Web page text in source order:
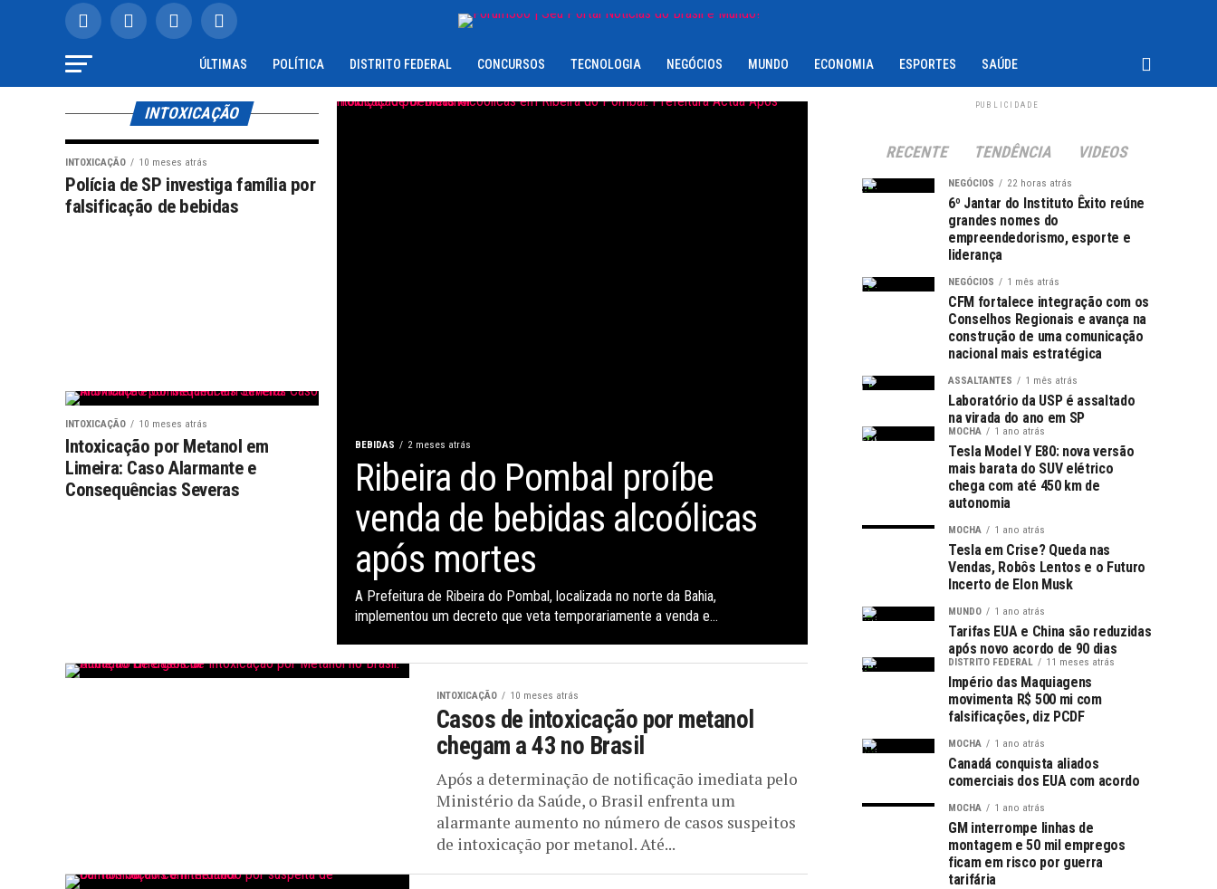
ÚLTIMAS POLÍTICA DISTRITO FEDERAL CONCURSOS TECNOLOGIA NEGÓCIOS MUNDO ECONOMIA ESPORTES SAÚDE
BEBIDAS 2 meses atrás
Ribeira do Pombal proíbe
venda de bebidas alcoólicas
após mortes
A Prefeitura de Ribeira do Pombal, localizada no norte da Bahia,
implementou um decreto que veta temporariamente a venda e...
INTOXICAÇÃO
INTOXICAÇÃO 10 meses atrás
Polícia de SP investiga família por
falsificação de bebidas
INTOXICAÇÃO 10 meses atrás
Intoxicação por Metanol em
Limeira: Caso Alarmante e
Consequências Severas
INTOXICAÇÃO 10 meses atrás
Casos de intoxicação por metanol
chegam a 43 no Brasil
Após a determinação de notificação imediata pelo
Ministério da Saúde, o Brasil enfrenta um
alarmante aumento no número de casos suspeitos
de intoxicação por metanol. Até...
PUBLICIDADE
RECENTE TENDÊNCIA VIDEOS
NEGÓCIOS 22 horas atrás
6º Jantar do Instituto Êxito reúne
grandes nomes do
empreendedorismo, esporte e
liderança
NEGÓCIOS 1 mês atrás
CFM fortalece integração com os
Conselhos Regionais e avança na
construção de uma comunicação
nacional mais estratégica
ASSALTANTES 1 mês atrás
Laboratório da USP é assaltado
na virada do ano em SP
MOCHA 1 ano atrás
Tesla Model Y E80: nova versão
mais barata do SUV elétrico
chega com até 450 km de
autonomia
MOCHA 1 ano atrás
Tesla em Crise? Queda nas
Vendas, Robôs Lentos e o Futuro
Incerto de Elon Musk
MUNDO 1 ano atrás
Tarifas EUA e China são reduzidas
após novo acordo de 90 dias
DISTRITO FEDERAL 11 meses atrás
Império das Maquiagens
movimenta R$ 500 mi com
falsificações, diz PCDF
MOCHA 1 ano atrás
Canadá conquista aliados
comerciais dos EUA com acordo
MOCHA 1 ano atrás
GM interrompe linhas de
montagem e 50 mil empregos
ficam em risco por guerra
tarifária